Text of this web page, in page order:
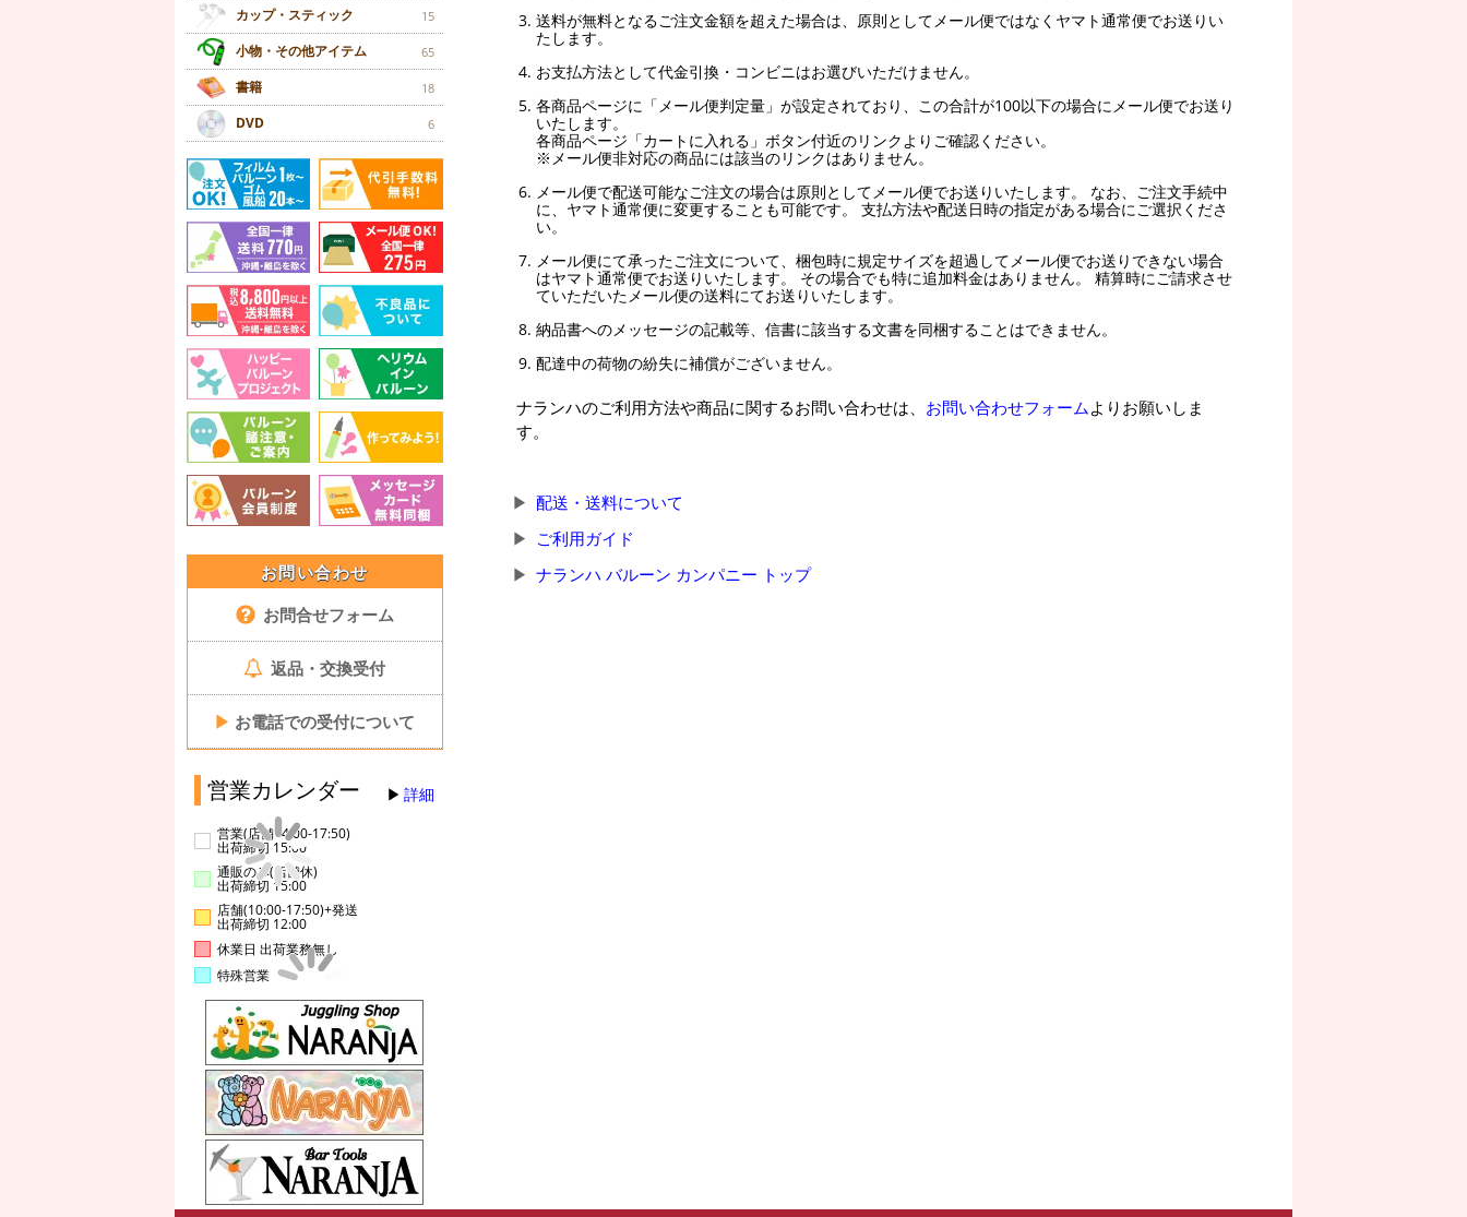
カップ・スティック 15
小物・その他アイテム 65
書籍 18
DVD 6
お問い合わせ
お問合せフォーム
返品・交換受付
▶ お電話での受付について
営業カレンダー 詳細
営業(店舗14:00-17:50)
出荷締切 15:00
通販のみ(店舗休)
出荷締切 15:00
店舗(10:00-17:50)+発送
出荷締切 12:00
休業日 出荷業務無し
特殊営業
送料が無料となるご注文金額を超えた場合は、原則としてメール便ではなくヤマト通常便でお送りい
たします。
お支払方法として代金引換・コンビニはお選びいただけません。
各商品ページに「メール便判定量」が設定されており、この合計が100以下の場合にメール便でお送り
いたします。
各商品ページ「カートに入れる」ボタン付近のリンクよりご確認ください。
※メール便非対応の商品には該当のリンクはありません。
メール便で配送可能なご注文の場合は原則としてメール便でお送りいたします。 なお、ご注文手続中
に、ヤマト通常便に変更することも可能です。 支払方法や配送日時の指定がある場合にご選択くださ
い。
メール便にて承ったご注文について、梱包時に規定サイズを超過してメール便でお送りできない場合
はヤマト通常便でお送りいたします。 その場合でも特に追加料金はありません。 精算時にご請求させ
ていただいたメール便の送料にてお送りいたします。
納品書へのメッセージの記載等、信書に該当する文書を同梱することはできません。
配達中の荷物の紛失に補償がございません。
ナランハのご利用方法や商品に関するお問い合わせは、 お問い合わせフォームよりお願いしま
す。
配送・送料について
ご利用ガイド
ナランハ バルーン カンパニー トップ